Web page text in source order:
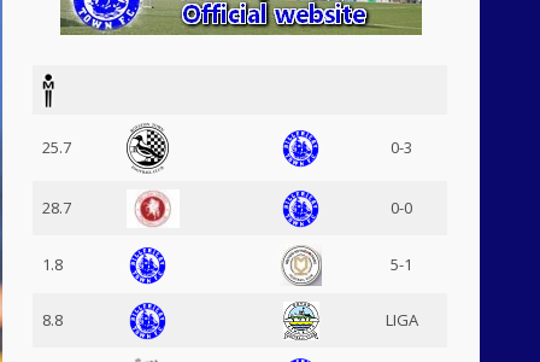
25.7 0-3
28.7 0-0
1.8 5-1
8.8 LIGA